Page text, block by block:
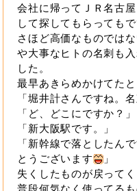
会社に帰ってＪＲ名古
して探してもらっても
さほど高価なものでは
や大事なヒトの名刺も
した。
最早あきらめかけてた
「堀井計さんですね。
「ど、どこにですか？」
「新大阪駅です。」
「新幹線で落としたん
とうございます
」
失くしたものが戻って
普段何気なく使ってる